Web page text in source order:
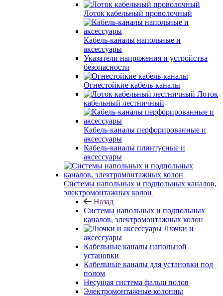
Лоток кабельный проволочный
Кабель-каналы напольные и
аксессуары
Указатели напряжения и устройства
безопасности
Огнестойкие кабель-каналы
Лоток
кабельный лестничный
Кабель-каналы перфорированные и
аксессуары
Кабель-каналы плинтусные и
аксессуары
Системы напольных и подпольных каналов,
электромонтажных колон
Назад
Системы напольных и подпольных
каналов, электромонтажных колон
Лючки и
аксессуары
Кабельные каналы напольной
установки
Кабельные каналы для установки под
полом
Несущая система фальш полов
Электромонтажные колонны